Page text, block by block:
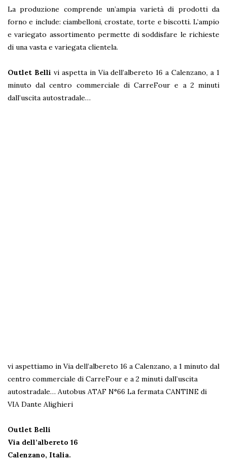
La produzione comprende un’ampia varietà di prodotti da
forno e include: ciambelloni, crostate, torte e biscotti. L’ampio
e variegato assortimento permette di soddisfare le richieste
di una vasta e variegata clientela.
Outlet Belli vi aspetta in Via dell’albereto 16 a Calenzano, a 1
minuto dal centro commerciale di CarreFour e a 2 minuti
dall’uscita autostradale…
vi aspettiamo in Via dell’albereto 16 a Calenzano, a 1 minuto dal
centro commerciale di CarreFour e a 2 minuti dall’uscita
autostradale… Autobus ATAF N°66 La fermata CANTINE di
VIA Dante Alighieri
Outlet Belli
Via dell’albereto 16
Calenzano, Italia.